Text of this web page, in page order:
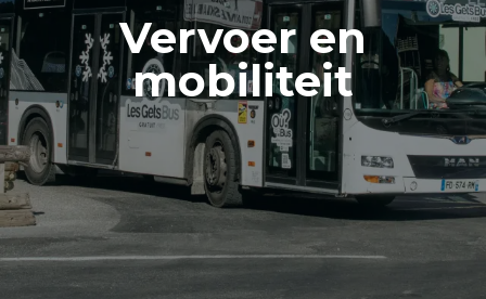
Vervoer en
mobiliteit